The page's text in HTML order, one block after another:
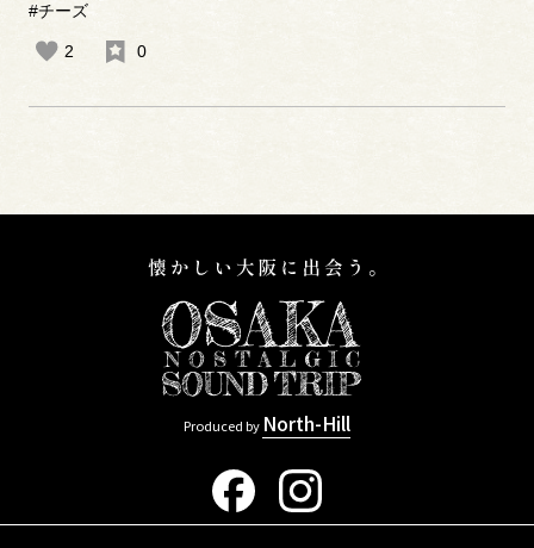
#チーズ
2 0
Produced by North-Hill